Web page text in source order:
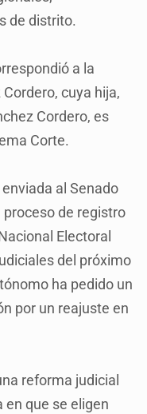
de distrito.
a la
cuya hija,
Cordero, es
Corte.
al Senado
de registro
Electoral
del próximo
ha pedido un
por un reajuste en
reforma judicial
que se eligen